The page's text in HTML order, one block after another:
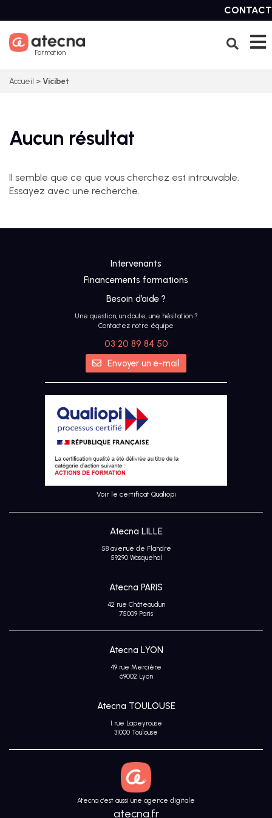
to
content
CONTACT
Formation
IA
UX &
DESIGN
THINKING
UI
Avis
Accueil > Vicibet
Aucun résultat
Il semble que ce que vous cherchez est introuvable.
Essayez avec une recherche.
Intervenants
Financements formations
Besoin d’aide ?
Une question, un doute, une hésitation ?
Contactez notre équipe
03 20 89 84 50
Envoyer un e-mail
Voir le certificat Qualiopi
Atecna LILLE
58 avenue de Flandre
59290 Wasquehal
Atecna PARIS
42 rue Châteaudun
75009 Paris
Atecna LYON
49 rue Mercière
69002 Lyon
Atecna TOULOUSE
1 rue Lapeyrouse
31000 Toulouse
Atecna c’est aussi une agence digitale
atecna.fr